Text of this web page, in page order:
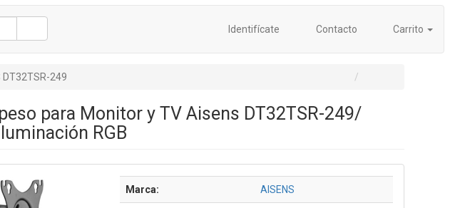
Identifícate Contacto Carrito
DT32TSR-249
para Monitor y TV Aisens DT32TSR-249/
RGB
Marca: AISENS